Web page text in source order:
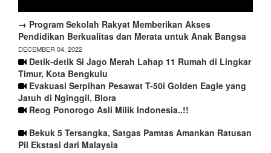
→ Program Sekolah Rakyat Memberikan Akses
Pendidikan Berkualitas dan Merata untuk Anak Bangsa
DECEMBER 04, 2022
Detik-detik Si Jago Merah Lahap 11 Rumah di Lingkar
Timur, Kota Bengkulu
Evakuasi Serpihan Pesawat T-50i Golden Eagle yang
Jatuh di Nginggil, Blora
Reog Ponorogo Asli Milik Indonesia..!!
Bekuk 5 Tersangka, Satgas Pamtas Amankan Ratusan
Pil Ekstasi dari Malaysia